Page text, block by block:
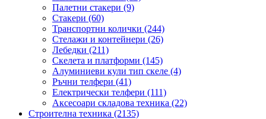
Палетни стакери (9)
Стакери (60)
Транспортни колички (244)
Стелажи и контейнери (26)
Лебедки (211)
Скелета и платформи (145)
Алуминиеви кули тип скеле (4)
Ръчни телфери (41)
Електрически телфери (111)
Аксесоари складова техника (22)
Строителна техника (2135)